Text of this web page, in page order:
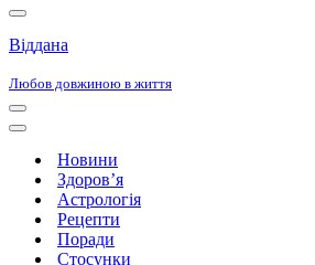
Меню
навігації
Віддана
Любов довжиною в життя
Меню
навігації
Меню
навігаціїНовини
Здоров’я
Астрологія
Рецепти
Поради
Стосунки